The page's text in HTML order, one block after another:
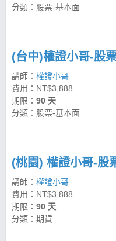
分類：股票-基本面
講師： 權證小哥
費用：NT$3,888
期限： 90 天
分類：股票-基本面
(桃園) 權證小哥-股
講師： 權證小哥
費用：NT$3,888
期限： 90 天
分類：期貨